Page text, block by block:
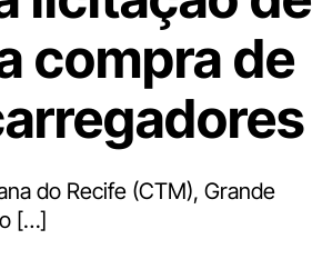
compra de
do Recife (CTM), Grande
[…]